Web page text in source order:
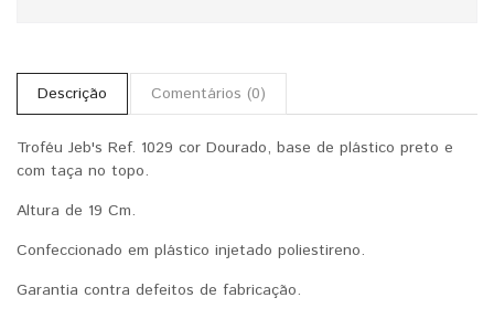
Descrição Comentários (0)
Troféu Jeb's Ref. 1029 cor Dourado, base de plástico preto e
com taça no topo.
Altura de 19 Cm.
Confeccionado em plástico injetado poliestireno.
Garantia contra defeitos de fabricação.